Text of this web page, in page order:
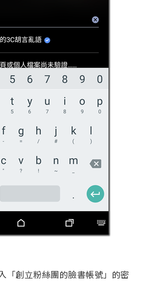
「創立粉絲團的臉書帳號」的密